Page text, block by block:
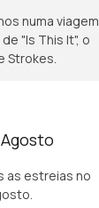
numa viagem
"Is This It", o
Strokes.
as estreias no